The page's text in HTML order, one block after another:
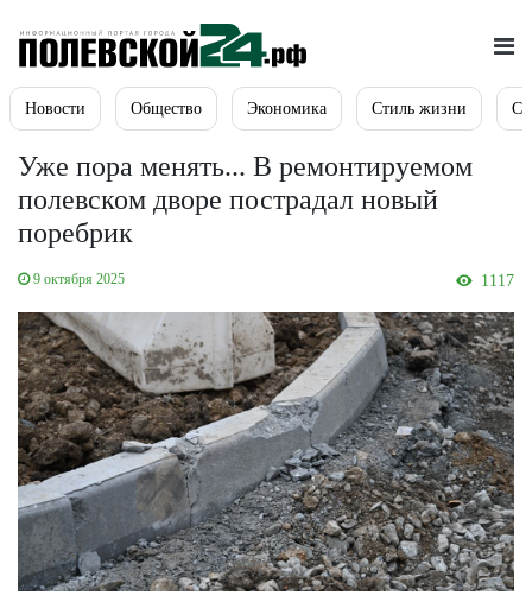
Новости Общество Экономика Стиль жизни
Уже пора менять... В ремонтируемом
полевском дворе пострадал новый
поребрик
9 октября 2025 1117